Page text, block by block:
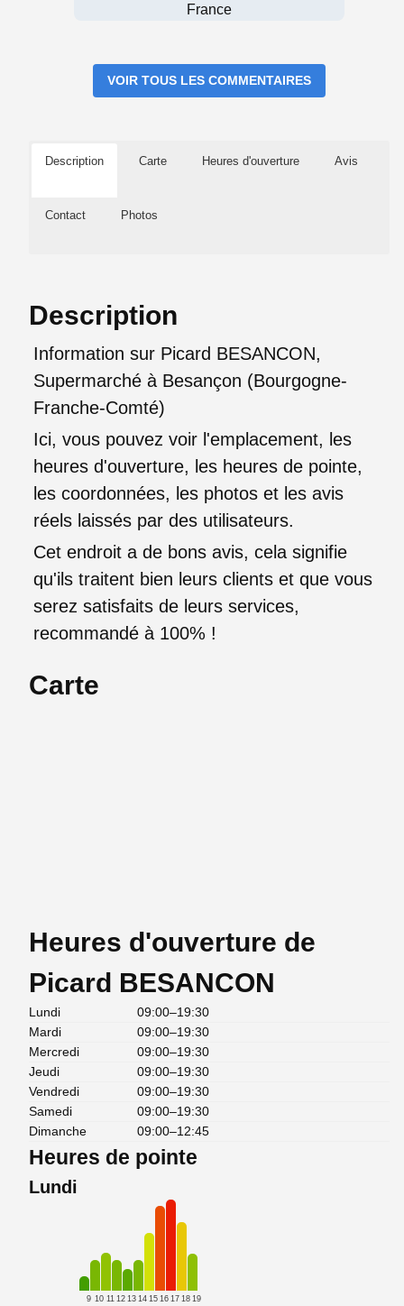
France
VOIR TOUS LES COMMENTAIRES
Description Carte Heures d'ouverture Avis
Contact Photos
Description
Information sur Picard BESANCON,
Supermarché à Besançon (Bourgogne-
Franche-Comté)
Ici, vous pouvez voir l'emplacement, les
heures d'ouverture, les heures de pointe,
les coordonnées, les photos et les avis
réels laissés par des utilisateurs.
Cet endroit a de bons avis, cela signifie
qu'ils traitent bien leurs clients et que vous
serez satisfaits de leurs services,
recommandé à 100% !
Carte
Heures d'ouverture de
Picard BESANCON
Lundi
09:00–19:30
Mardi
09:00–19:30
Mercredi
09:00–19:30
Jeudi
09:00–19:30
Vendredi
09:00–19:30
Samedi
09:00–19:30
Dimanche
09:00–12:45
Heures de pointe
Lundi
9 10 11 12 13 14 15 16 17 18 19